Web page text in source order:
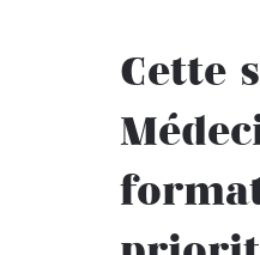
Cette